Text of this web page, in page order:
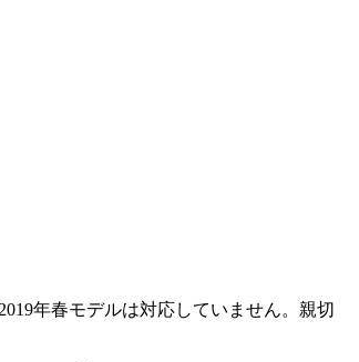
年春モデルは対応していません。親切